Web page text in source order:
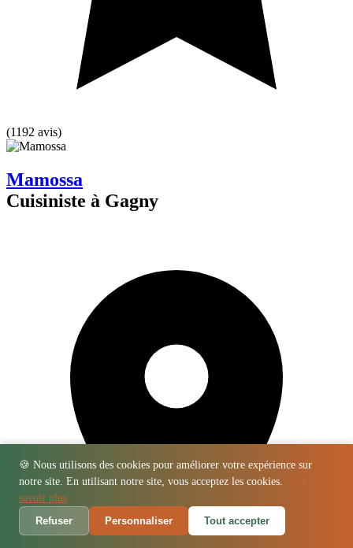
🍪 Nous utilisons des cookies pour améliorer votre expérience sur
notre site. En utilisant notre site, vous acceptez les cookies.
savoir plus
Refuser
Personnaliser Tout accepter
(1192 avis)
Mamossa
Cuisiniste à Gagny